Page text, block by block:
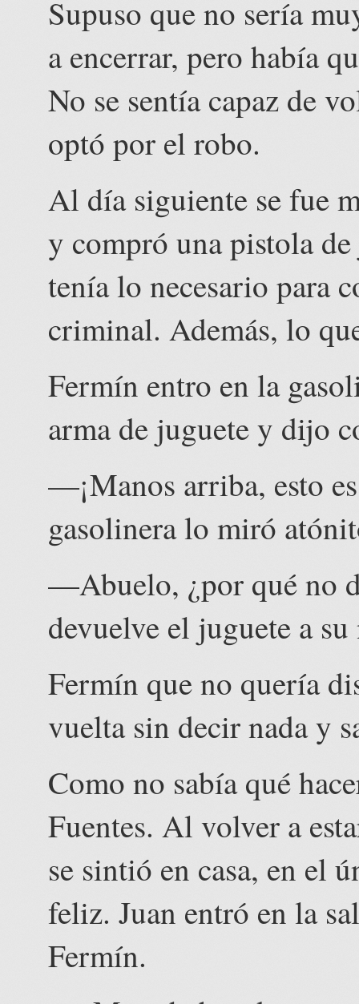
Supuso que no sería
a encerrar, pero había
No se sentía capaz de
optó por el robo.
Al día siguiente se fue
y compró una pistola
tenía lo necesario para
criminal. Además, lo
Fermín entro en la
arma de juguete y dijo
—¡Manos arriba, esto
gasolinera lo miró
—Abuelo, ¿por qué no
devuelve el juguete a
Fermín que no quería
vuelta sin decir nada y
Como no sabía qué
Fuentes. Al volver a
se sintió en casa, en el
feliz. Juan entró en la
Fermín.